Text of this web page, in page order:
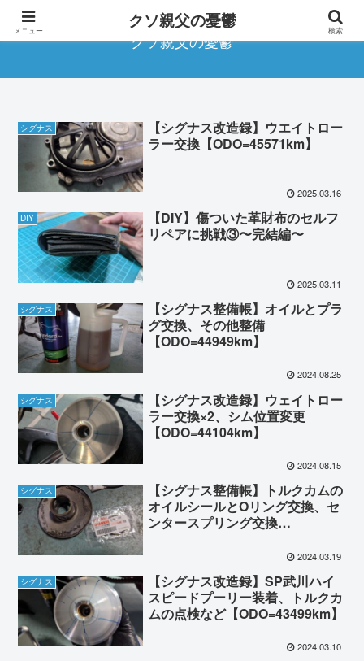
クソ親父の憂鬱
シグナス
【シグナス改造録】ウエイトロー
ラー交換【ODO=45571km】
2025.03.16
DIY
【DIY】傷ついた革財布のセルフ
リペアに挑戦③〜完結編〜
2025.03.11
シグナス
【シグナス整備帳】オイルとプラ
グ交換、その他整備
【ODO=44949km】
2024.08.25
シグナス
【シグナス改造録】ウェイトロー
ラー交換×2、シム位置変更
【ODO=44104km】
2024.08.15
シグナス
【シグナス整備帳】トルクカムの
オイルシールとOリング交換、セ
ンタースプリング交換
2024.03.19
シグナス
【シグナス改造録】SP武川ハイ
スピードプーリー装着、トルクカ
ムの点検など【ODO=43499km】
2024.03.10
メニュー クソ親父の憂鬱 検索